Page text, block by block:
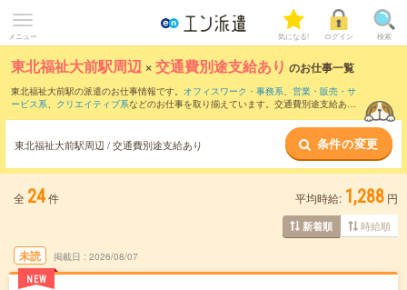
メニュー 気になる! ログイン 検索
東北福祉大前駅周辺 ×交通費別途支給あり のお仕事一覧
東北福祉大前駅の派遣のお仕事情報です。 オフィスワーク・事務系、 営業・販売・サ
ービス系、 クリエイティブ系などのお仕事を取り揃えています。交通費別途支給あり
東北福祉大前駅周辺 / 交通費別途支給あり 条件の変更
全 24件 平均時給: 1,288 円
新着順 時給順
未読
NEW
掲載日 2026/08/07